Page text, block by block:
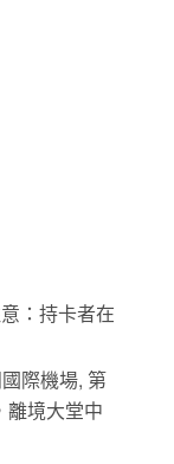
：持卡者在
際機場, 第
離境大堂中